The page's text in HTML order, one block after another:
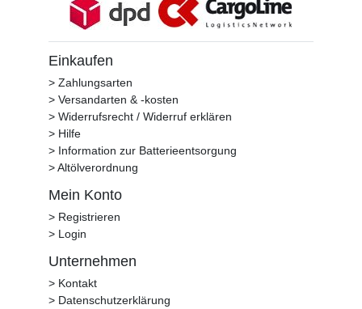
Einkaufen
> Zahlungsarten
> Versandarten & -kosten
> Widerrufsrecht / Widerruf erklären
> Hilfe
> Information zur Batterieentsorgung
> Altölverordnung
Mein Konto
> Registrieren
> Login
Unternehmen
> Kontakt
> Datenschutzerklärung